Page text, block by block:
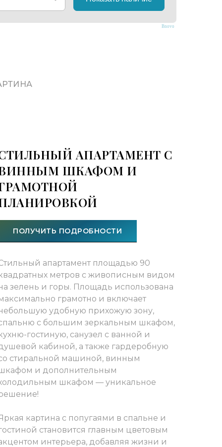
Bnovo
АПАРТАМЕНТ С
ШКАФОМ И
ПОЛУЧИТЬ ПОДРОБНОСТИ
апартамент площадью 90
метров с живописным видом
зелень и горы. Площадь использована
грамотно и включает
удобную прихожую зону,
с большим зеркальным шкафом,
гостиную, санузел с ванной и
кабиной, а также гардеробную
стиральной машиной, винным
и дополнительным
шкафом — уникальное
картина с попугаями в спальне и
становится главным цветовым
интерьера, добавляя жизни и